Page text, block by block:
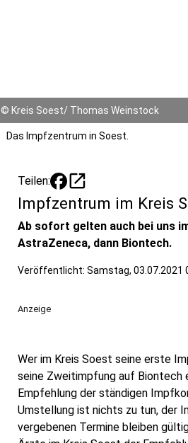
© Kreis Soest/ Thomas Weinstock
Das Impfzentrum in Soest.
Teilen: open_in_new
Impfzentrum im Kreis
Ab sofort gelten auch bei uns
AstraZeneca, dann Biontech.
Veröffentlicht: Samstag, 03.07.2021
Anzeige
Wer im Kreis Soest seine erste
seine Zweitimpfung auf Biontech
Empfehlung der ständigen
Umstellung ist nichts zu tun, der
vergebenen Termine bleiben